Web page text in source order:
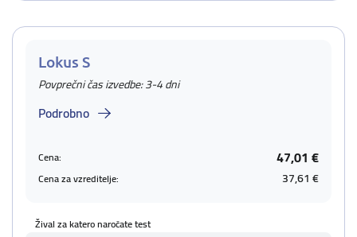
Lokus S
Povprečni čas izvedbe: 3-4 dni
Podrobno
Cena: 47,01 €
Cena za vzreditelje: 37,61 €
Žival za katero naročate test